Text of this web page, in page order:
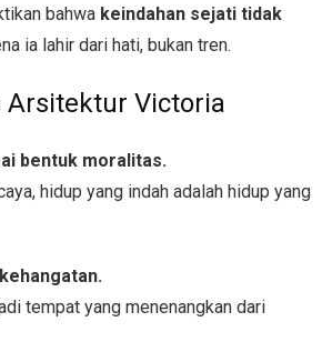
bahwa keindahan sejati tidak
ia lahir dari hati, bukan tren.
Arsitektur Victoria
bentuk moralitas.
hidup yang indah adalah hidup yang
tempat yang menenangkan dari